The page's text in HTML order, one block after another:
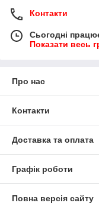
Контакти
Сьогодні
Показати весь
Про нас
Контакти
Доставка та оплата
Графік роботи
Повна версія сайту